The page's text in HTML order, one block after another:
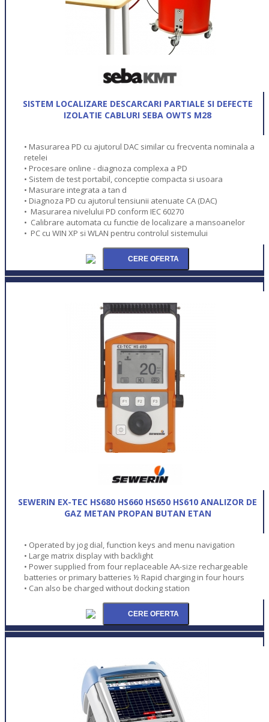
SISTEM LOCALIZARE DESCARCARI PARTIALE SI DEFECTE
IZOLATIE CABLURI SEBA OWTS M28
• Masurarea PD cu ajutorul DAC similar cu frecventa nominala a
retelei
• Procesare online - diagnoza complexa a PD
• Sistem de test portabil, conceptie compacta si usoara
• Masurare integrata a tan d
• Diagnoza PD cu ajutorul tensiunii atenuate CA (DAC)
• Masurarea nivelului PD conform IEC 60270
• Calibrare automata cu functie de localizare a mansoanelor
• PC cu WIN XP si WLAN pentru controlul sistemului
SEWERIN EX-TEC HS680 HS660 HS650 HS610 ANALIZOR DE
GAZ METAN PROPAN BUTAN ETAN
• Operated by jog dial, function keys and menu navigation
• Large matrix display with backlight
• Power supplied from four replaceable AA-size rechargeable
batteries or primary batteries ½ Rapid charging in four hours
• Can also be charged without docking station